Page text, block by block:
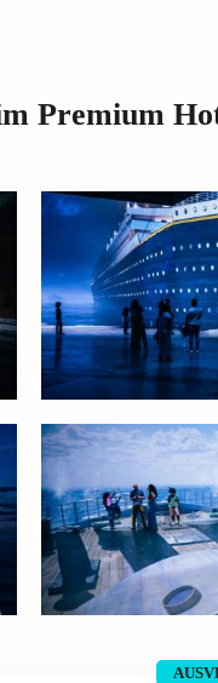
Premium